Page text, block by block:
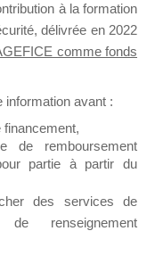
de
à l’Appel à
un message
pour
à la formation
délivrée en 2022
comme fonds
information avant :
financement,
de remboursement
partie à partir du
des services de
renseignement